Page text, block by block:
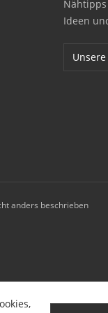
Ideen
anders beschrieben